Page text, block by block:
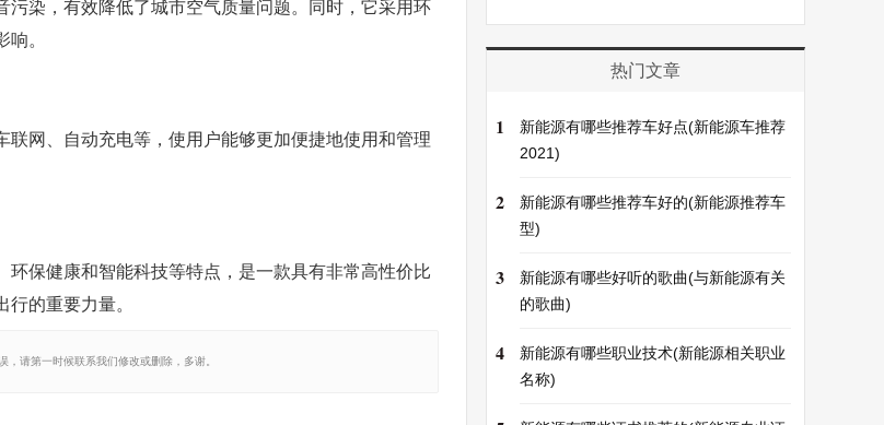
染，有效降低了城市空气质量问题。同时，它采用环
。
网、自动充电等，使用户能够更加便捷地使用和管理
保健康和智能科技等特点，是一款具有非常高性价比
的重要力量。
请第一时候联系我们修改或删除，多谢。
热门文章
1
新能源有哪些推荐车好点(新能源车推荐
2021)
2
新能源有哪些推荐车好的(新能源推荐车
型)
3
新能源有哪些好听的歌曲(与新能源有关
的歌曲)
4
新能源有哪些职业技术(新能源相关职业
名称)